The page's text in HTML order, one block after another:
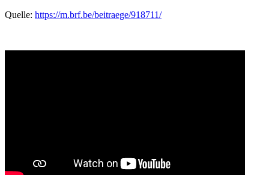
Quelle: https://m.brf.be/beitraege/918711/